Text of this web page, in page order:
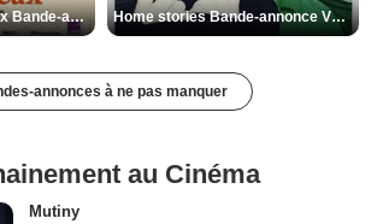
Les Matins merveilleux Bande-annonce VF Home stories Bande-annonce VO STFR
annonces à ne pas manquer
au Cinéma
Mutiny